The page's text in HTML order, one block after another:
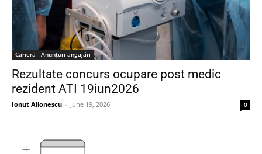
Carieră - Anunțuri angajări
Rezultate concurs ocupare post medic
rezident ATI 19iun2026
Ionut Alionescu - June 19, 2026 0